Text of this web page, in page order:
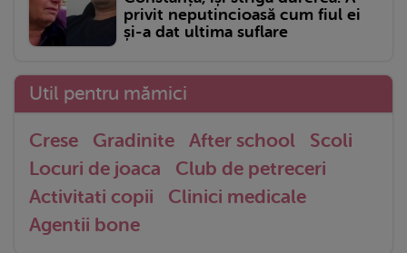
privit neputincioasă cum fiul ei
și-a dat ultima suflare
Util pentru mămici
Crese Gradinite After school
Scoli
Locuri de joaca
Club de petreceri
Activitati copii
Clinici medicale
Agentii bone